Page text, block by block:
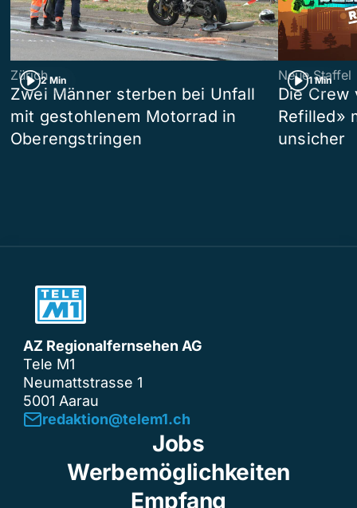
2 Min
Zürich
Zwei Männer sterben bei Unfall
mit gestohlenem Motorrad in
Oberengstringen
1 Min
Neue Staffel
Die Crew
Refilled»
unsicher
AZ Regionalfernsehen AG
Tele M1
Neumattstrasse 1
5001 Aarau
redaktion@telem1.ch
Jobs
Werbemöglichkeiten
Empfang